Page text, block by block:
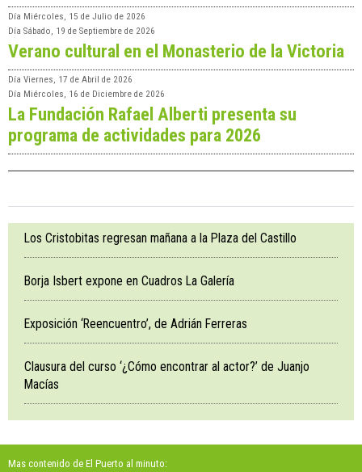
Día Miércoles, 15 de Julio de 2026
Día Sábado, 19 de Septiembre de 2026
Verano cultural en el Monasterio de la Victoria
Día Viernes, 17 de Abril de 2026
Día Miércoles, 16 de Diciembre de 2026
La Fundación Rafael Alberti presenta su
programa de actividades para 2026
Los Cristobitas regresan mañana a la Plaza del Castillo
Borja Isbert expone en Cuadros La Galería
Exposición ‘Reencuentro’, de Adrián Ferreras
Clausura del curso ‘¿Cómo encontrar al actor?’ de Juanjo
Macías
Mas contenido de El Puerto al minuto: